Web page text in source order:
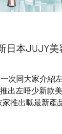
日本JUJY
次同大家介紹
出左唔少新款
推出嘅最新產